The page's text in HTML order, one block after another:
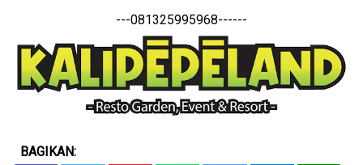
---081325995968------
BAGIKAN: